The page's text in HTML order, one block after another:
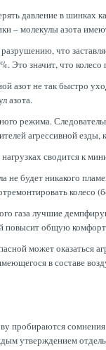
давление в шинках
– молекулы азота
что
Это значит, что
азот не так быстро
азота.
режима.
агрессивной
сводится к
не будет никакого
колесо
газа лучшие
повысит общую
может оказаться
в составе
пробираются
утверждением